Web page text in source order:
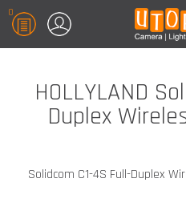
0
HOLLYLAND
Duplex
Solidcom C1-4S Full-Duplex